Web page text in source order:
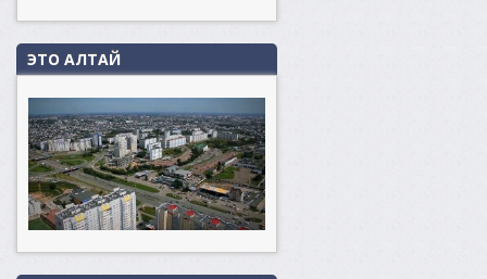
ЭТО АЛТАЙ